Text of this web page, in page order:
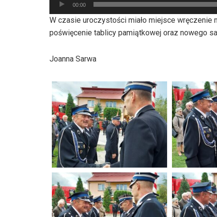
plików
dźwiękowych
00:00
W czasie uroczystości miało miejsce wręczenie
poświęcenie tablicy pamiątkowej oraz nowego
Joanna Sarwa